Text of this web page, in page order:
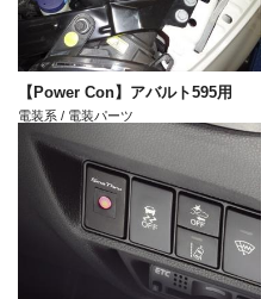
【Power Con】アバルト595用
電装系 / 電装パーツ